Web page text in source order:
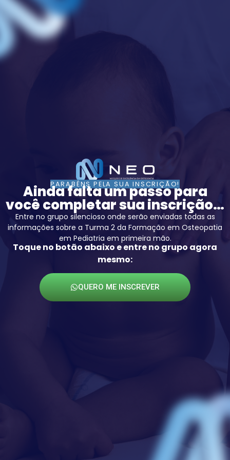
PARABÉNS PELA SUA INSCRIÇÃO!
Ainda falta um passo para
você completar sua inscrição…
Entre no grupo silencioso onde serão enviadas todas as
informações sobre a Turma 2 da Formação em Osteopatia
em Pediatria em primeira mão.
Toque no botão abaixo e entre no grupo agora
mesmo:
QUERO ME INSCREVER